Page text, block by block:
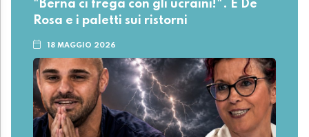
"Berna ci frega con gli ucraini!". E De
Rosa e i paletti sui ristorni
18 MAGGIO 2026